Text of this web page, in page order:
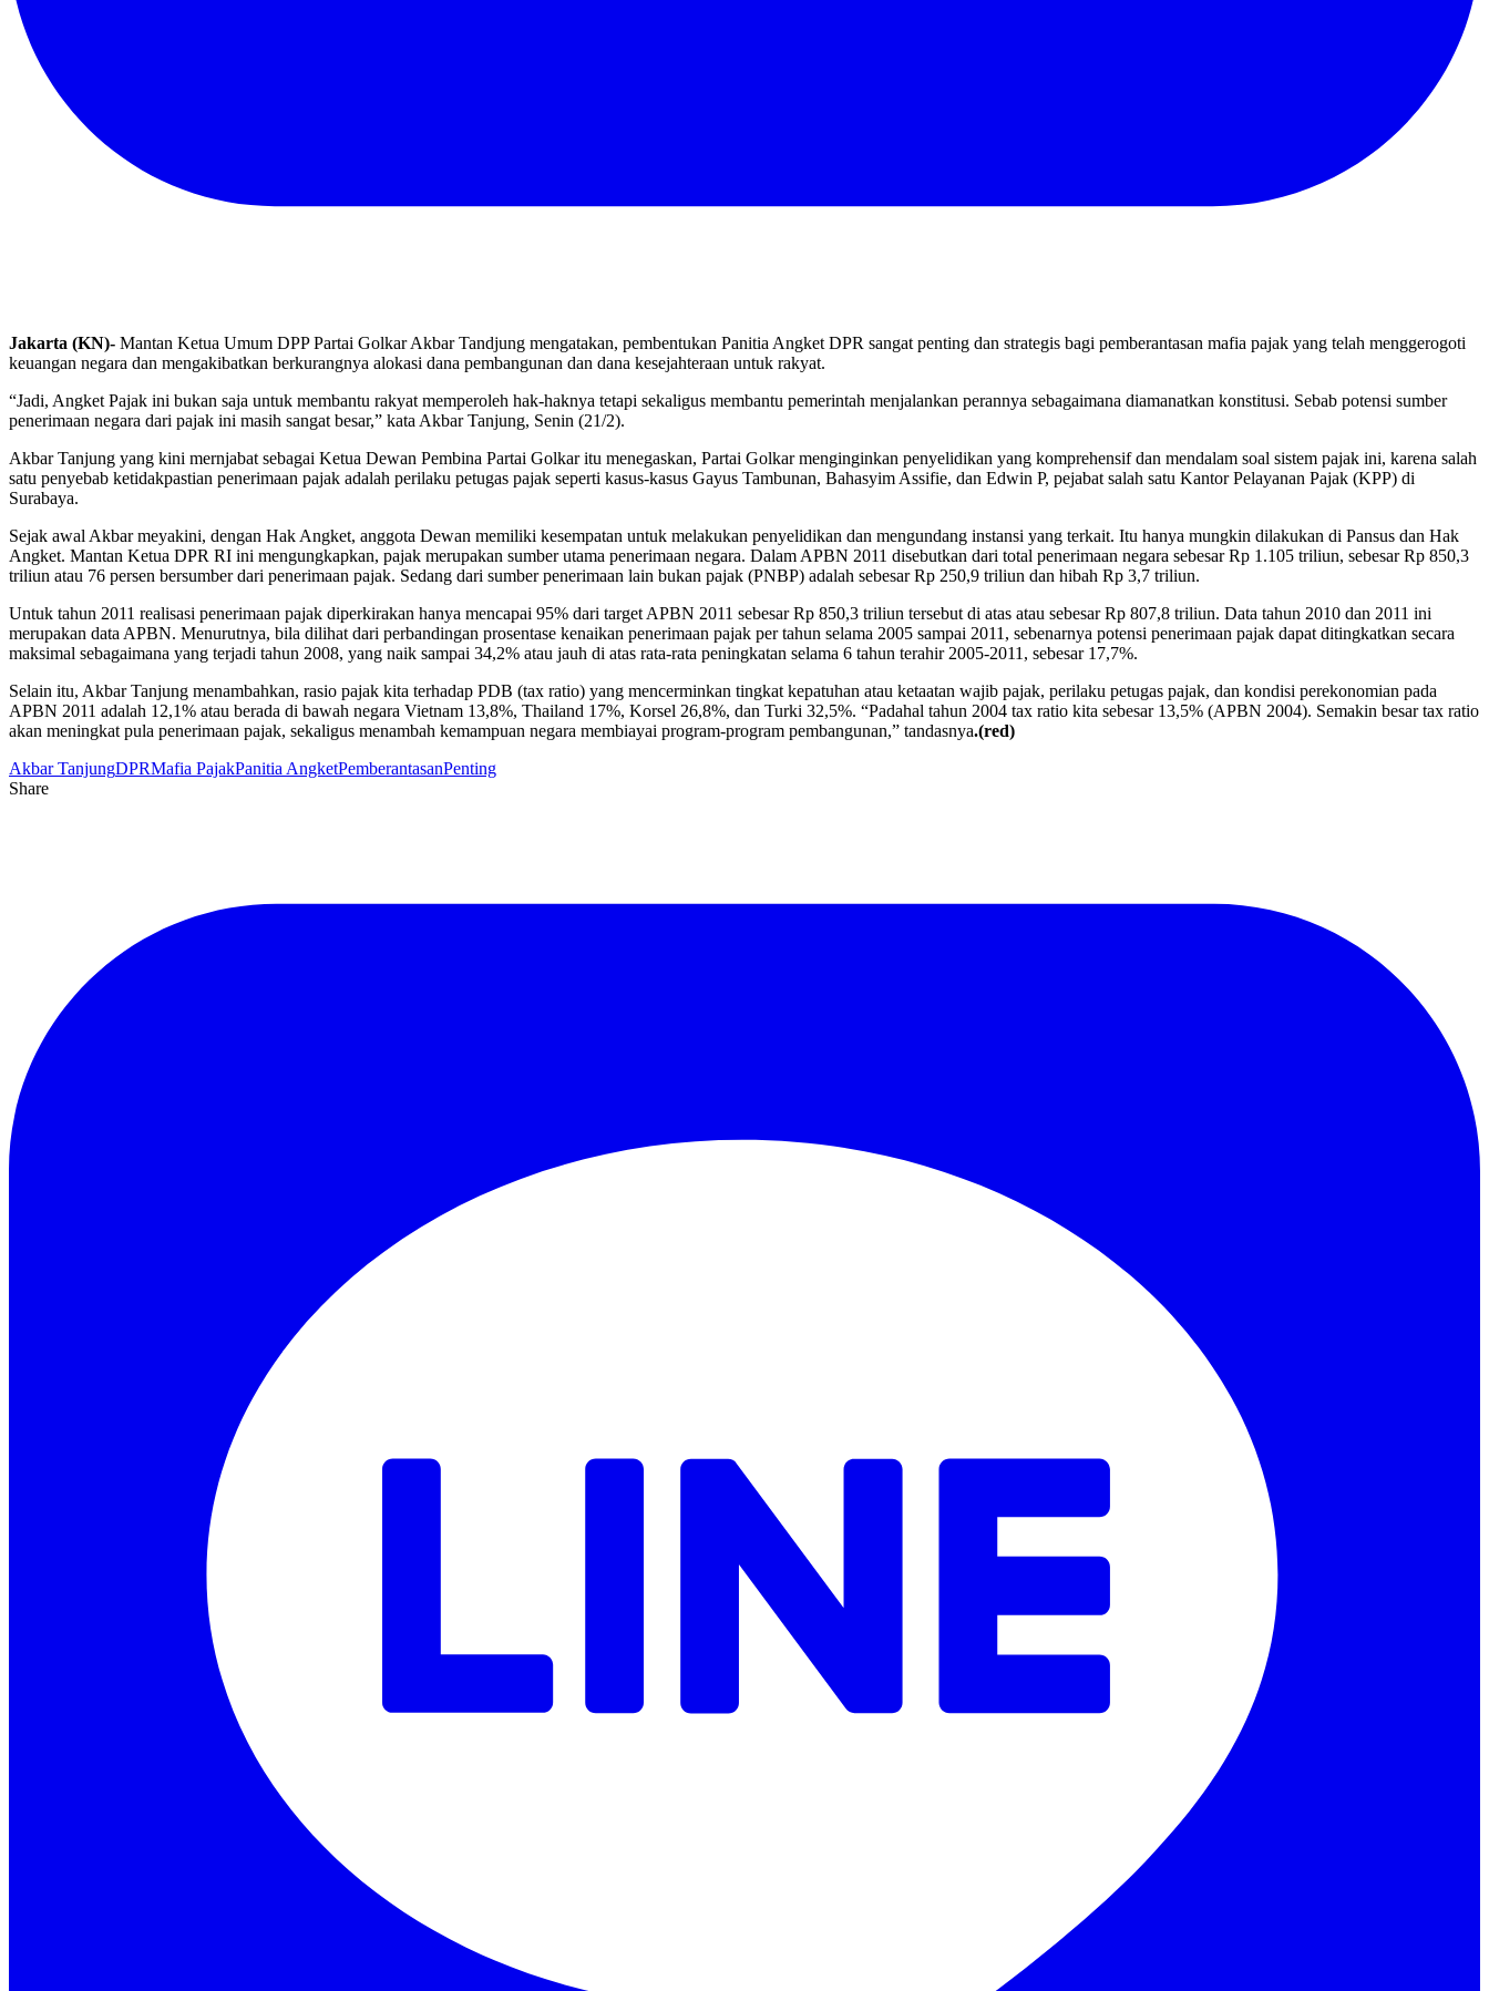
Jakarta (KN)- Mantan Ketua Umum DPP Partai Golkar Akbar Tandjung mengatakan, pembentukan Panitia Angket DPR sangat penting dan strategis bagi pemberantasan mafia pajak yang telah menggerogoti
keuangan negara dan mengakibatkan berkurangnya alokasi dana pembangunan dan dana kesejahteraan untuk rakyat.
“Jadi, Angket Pajak ini bukan saja untuk membantu rakyat memperoleh hak-haknya tetapi sekaligus membantu pemerintah menjalankan perannya sebagaimana diamanatkan konstitusi. Sebab potensi sumber
penerimaan negara dari pajak ini masih sangat besar,” kata Akbar Tanjung, Senin (21/2).
Akbar Tanjung yang kini mernjabat sebagai Ketua Dewan Pembina Partai Golkar itu menegaskan, Partai Golkar menginginkan penyelidikan yang komprehensif dan mendalam soal sistem pajak ini, karena salah
satu penyebab ketidakpastian penerimaan pajak adalah perilaku petugas pajak seperti kasus-kasus Gayus Tambunan, Bahasyim Assifie, dan Edwin P, pejabat salah satu Kantor Pelayanan Pajak (KPP) di
Surabaya.
Sejak awal Akbar meyakini, dengan Hak Angket, anggota Dewan memiliki kesempatan untuk melakukan penyelidikan dan mengundang instansi yang terkait. Itu hanya mungkin dilakukan di Pansus dan Hak
Angket. Mantan Ketua DPR RI ini mengungkapkan, pajak merupakan sumber utama penerimaan negara. Dalam APBN 2011 disebutkan dari total penerimaan negara sebesar Rp 1.105 triliun, sebesar Rp 850,3
triliun atau 76 persen bersumber dari penerimaan pajak. Sedang dari sumber penerimaan lain bukan pajak (PNBP) adalah sebesar Rp 250,9 triliun dan hibah Rp 3,7 triliun.
Untuk tahun 2011 realisasi penerimaan pajak diperkirakan hanya mencapai 95% dari target APBN 2011 sebesar Rp 850,3 triliun tersebut di atas atau sebesar Rp 807,8 triliun. Data tahun 2010 dan 2011 ini
merupakan data APBN. Menurutnya, bila dilihat dari perbandingan prosentase kenaikan penerimaan pajak per tahun selama 2005 sampai 2011, sebenarnya potensi penerimaan pajak dapat ditingkatkan secara
maksimal sebagaimana yang terjadi tahun 2008, yang naik sampai 34,2% atau jauh di atas rata-rata peningkatan selama 6 tahun terahir 2005-2011, sebesar 17,7%.
Selain itu, Akbar Tanjung menambahkan, rasio pajak kita terhadap PDB (tax ratio) yang mencerminkan tingkat kepatuhan atau ketaatan wajib pajak, perilaku petugas pajak, dan kondisi perekonomian pada
APBN 2011 adalah 12,1% atau berada di bawah negara Vietnam 13,8%, Thailand 17%, Korsel 26,8%, dan Turki 32,5%. “Padahal tahun 2004 tax ratio kita sebesar 13,5% (APBN 2004). Semakin besar tax ratio
akan meningkat pula penerimaan pajak, sekaligus menambah kemampuan negara membiayai program-program pembangunan,” tandasnya.(red)
Akbar TanjungDPRMafia PajakPanitia AngketPemberantasanPenting
Share